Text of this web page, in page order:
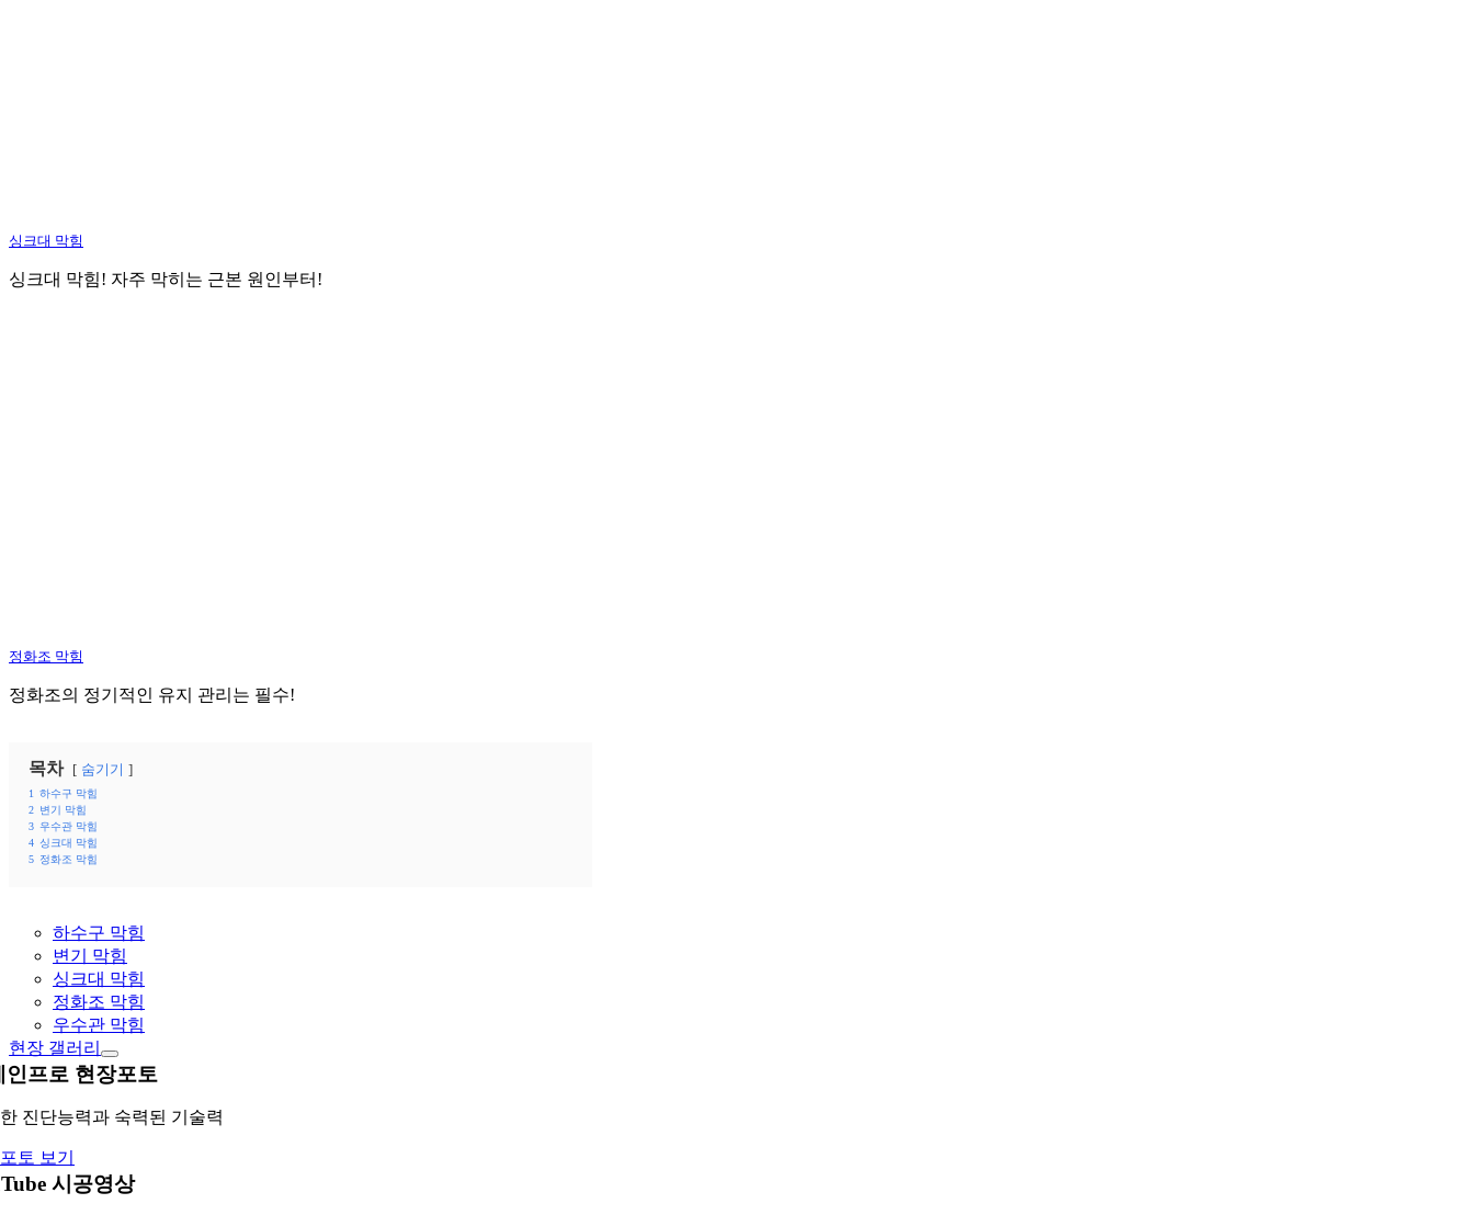
싱크대 막힘
싱크대 막힘! 자주 막히는 근본 원인부터!
정화조 막힘
정화조의 정기적인 유지 관리는 필수!
목차 숨기기
1
하수구 막힘
2 변기 막힘
3 우수관 막힘
4 싱크대 막힘
5 정화조 막힘
하수구 막힘
변기 막힘
싱크대 막힘
정화조 막힘
우수관 막힘
현장 갤러리
인프로 현장포토
진단능력과 숙력된 기술력
토 보기
시공영상